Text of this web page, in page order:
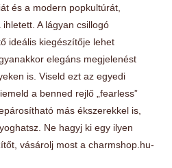
és a modern popkultúrát,
A lágyan csillogó
ideális kiegészítője lehet
elegáns megjelenést
is. Viseld ezt az egyedi
a benned rejlő „fearless”
más ékszerekkel is,
Ne hagyj ki egy ilyen
vásárolj most a charmshop.hu-